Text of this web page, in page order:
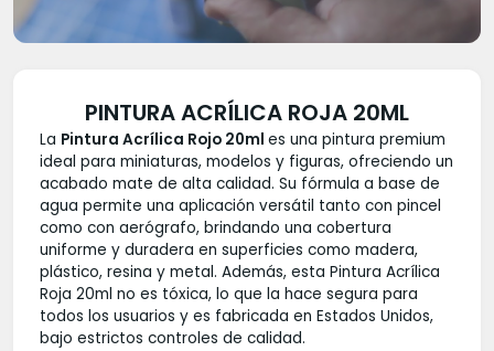
PINTURA ACRÍLICA ROJA 20ML
La Pintura Acrílica Rojo 20ml es una pintura premium
ideal para miniaturas, modelos y figuras, ofreciendo un
acabado mate de alta calidad. Su fórmula a base de
agua permite una aplicación versátil tanto con pincel
como con aerógrafo, brindando una cobertura
uniforme y duradera en superficies como madera,
plástico, resina y metal. Además, esta Pintura Acrílica
Roja 20ml no es tóxica, lo que la hace segura para
todos los usuarios y es fabricada en Estados Unidos,
bajo estrictos controles de calidad.